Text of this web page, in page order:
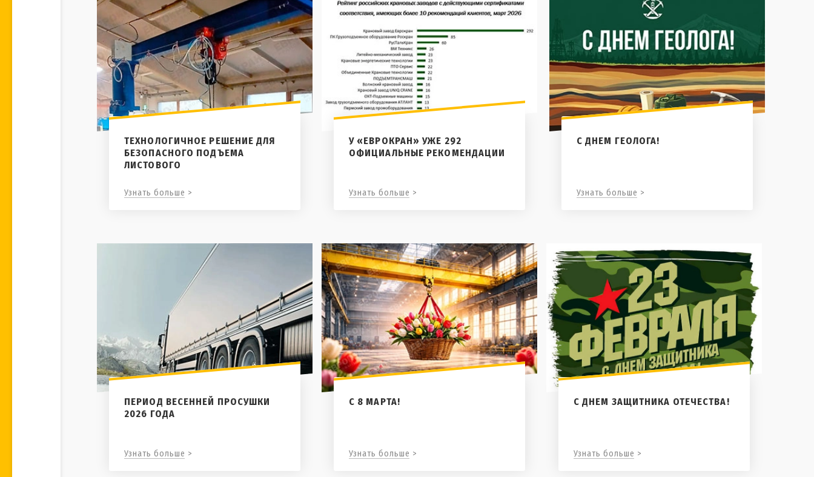
ТЕХНОЛОГИЧНОЕ РЕШЕНИЕ ДЛЯ
БЕЗОПАСНОГО ПОДЪЕМА
ЛИСТОВОГО
Узнать больше >
У «ЕВРОКРАН» УЖЕ 292
ОФИЦИАЛЬНЫЕ РЕКОМЕНДАЦИИ
Узнать больше >
С ДНЕМ ГЕОЛОГА!
Узнать больше >
ПЕРИОД ВЕСЕННЕЙ ПРОСУШКИ
2026 ГОДА
Узнать больше >
С 8 МАРТА!
Узнать больше >
С ДНЕМ ЗАЩИТНИКА ОТЕЧЕСТВА!
Узнать больше >